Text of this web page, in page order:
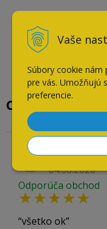
Vaše
Súbory cookie nám
pre vás. Umožňujú
preferencie.
Overené
Overený
04.08.2026
Odporúča obchod
všetko ok